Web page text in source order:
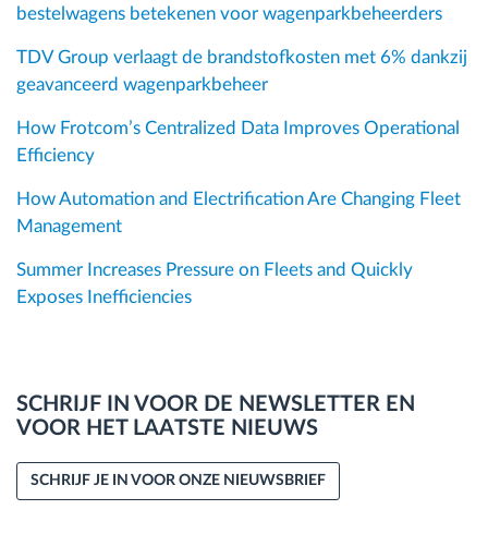
bestelwagens betekenen voor wagenparkbeheerders
TDV Group verlaagt de brandstofkosten met 6% dankzij
geavanceerd wagenparkbeheer
How Frotcom’s Centralized Data Improves Operational
Efficiency
How Automation and Electrification Are Changing Fleet
Management
Summer Increases Pressure on Fleets and Quickly
Exposes Inefficiencies
SCHRIJF IN VOOR DE NEWSLETTER EN
VOOR HET LAATSTE NIEUWS
SCHRIJF JE IN VOOR ONZE NIEUWSBRIEF